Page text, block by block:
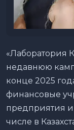
«Лаборатория
недавнюю
конце 2025
финансовые
предприятия и
числе в